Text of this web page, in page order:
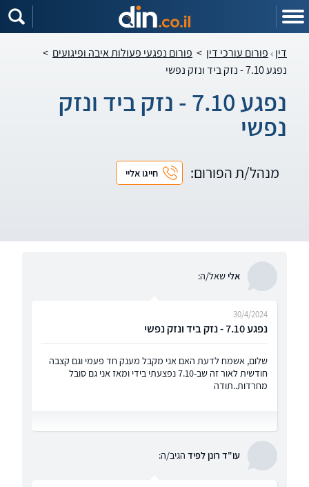
דין פורום עורכי דין > פורום נפגעי פעולות איבה ופיגועים >
נפגע 7.10 - נזק ביד ונזק נפשי
נפגע 7.10 - נזק ביד ונזק
נפשי
מנהל/ת הפורום: חייגו אליי
אלישאל/ה:
נפגע 7.10 - נזק ביד ונזק נפשי
30/4/2024
שלום, אשמח לדעת האם אני מקבל מענק חד פעמי וגם קצבה
חודשית לאור זה שב-7.10 נפצעתי בידי ומאז אני גם סובל
מחרדות..תודה
עו"ד רונן לפיד הגיב/ה: